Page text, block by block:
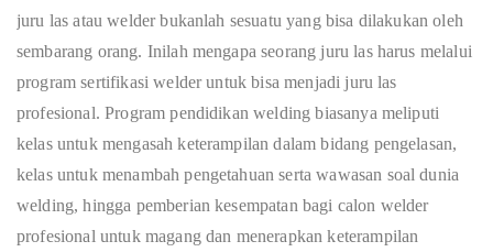
juru las atau welder bukanlah sesuatu yang bisa dilakukan oleh
sembarang orang. Inilah mengapa seorang juru las harus melalui
program sertifikasi welder untuk bisa menjadi juru las
profesional. Program pendidikan welding biasanya meliputi
kelas untuk mengasah keterampilan dalam bidang pengelasan,
kelas untuk menambah pengetahuan serta wawasan soal dunia
welding, hingga pemberian kesempatan bagi calon welder
profesional untuk magang dan menerapkan keterampilan